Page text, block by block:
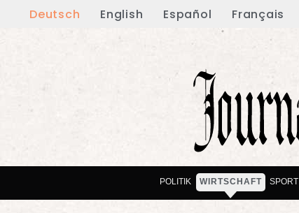
Deutsch English Español Français
POLITIK WIRTSCHAFT SPORT